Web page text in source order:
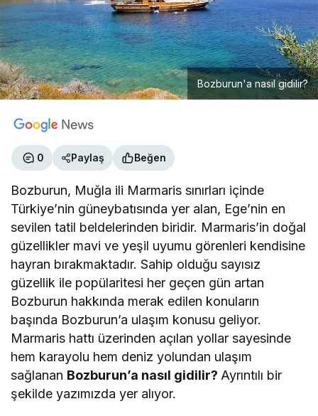
Bozburun'a nasıl gidilir?
0 Paylaş Beğen
Bozburun, Muğla ili Marmaris sınırları içinde
Türkiye’nin güneybatısında yer alan, Ege’nin en
sevilen tatil beldelerinden biridir. Marmaris’in doğal
güzellikler mavi ve yeşil uyumu görenleri kendisine
hayran bırakmaktadır. Sahip olduğu sayısız
güzellik ile popülaritesi her geçen gün artan
Bozburun hakkında merak edilen konuların
başında Bozburun’a ulaşım konusu geliyor.
Marmaris hattı üzerinden açılan yollar sayesinde
hem karayolu hem deniz yolundan ulaşım
sağlanan Bozburun’a nasıl gidilir? Ayrıntılı bir
şekilde yazımızda yer alıyor.